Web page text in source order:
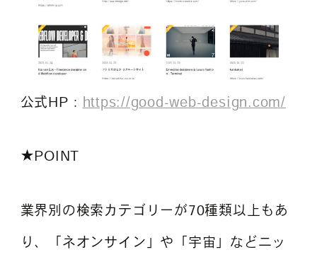
公式HP： https://good-web-design.com/
★POINT
業界別の検索カテゴリーが70種類以上もあ
り、「ネオンサイン」や「宇宙」などニッ